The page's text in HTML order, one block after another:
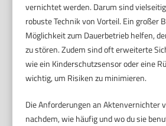
vernichtet werden. Darum sind
robuste Technik von Vorteil. Ein großer
Möglichkeit zum Dauerbetrieb helfen,
zu stören. Zudem sind oft erweiterte
wie ein Kinderschutzsensor oder eine
wichtig, um Risiken zu minimieren.
Die Anforderungen an Aktenvernichter
nachdem, wie häufig und wo du sie